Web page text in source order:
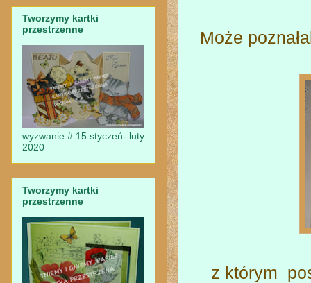
Może
z którym
Tworzymy kartki
przestrzenne
wyzwanie # 15 styczeń- luty
2020
Tworzymy kartki
przestrzenne